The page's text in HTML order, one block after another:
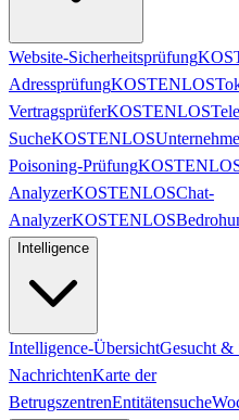
Website-Sicherheitsprüfung
AdressprüfungKOSTENLOS
VertragsprüferKOSTENLOS
SucheKOSTENLOS
Poisoning-Prüfung
AnalyzerKOSTENLOSChat-
AnalyzerKOSTENLOS
Intelligence
Intelligence-ÜbersichtGesucht &
NachrichtenKarte der
BetrugszentrenEntitätensuche